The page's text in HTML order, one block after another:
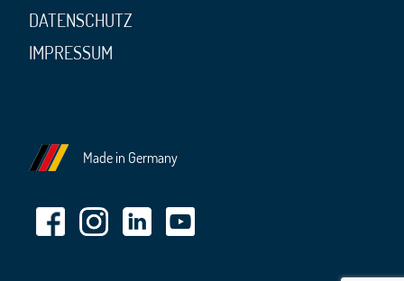
DATENSCHUTZ
IMPRESSUM
Made in Germany